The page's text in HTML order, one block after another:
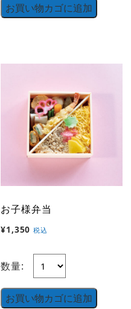
お買い物カゴに追加
お子様弁当
¥1,350 税込
数量:
お買い物カゴに追加